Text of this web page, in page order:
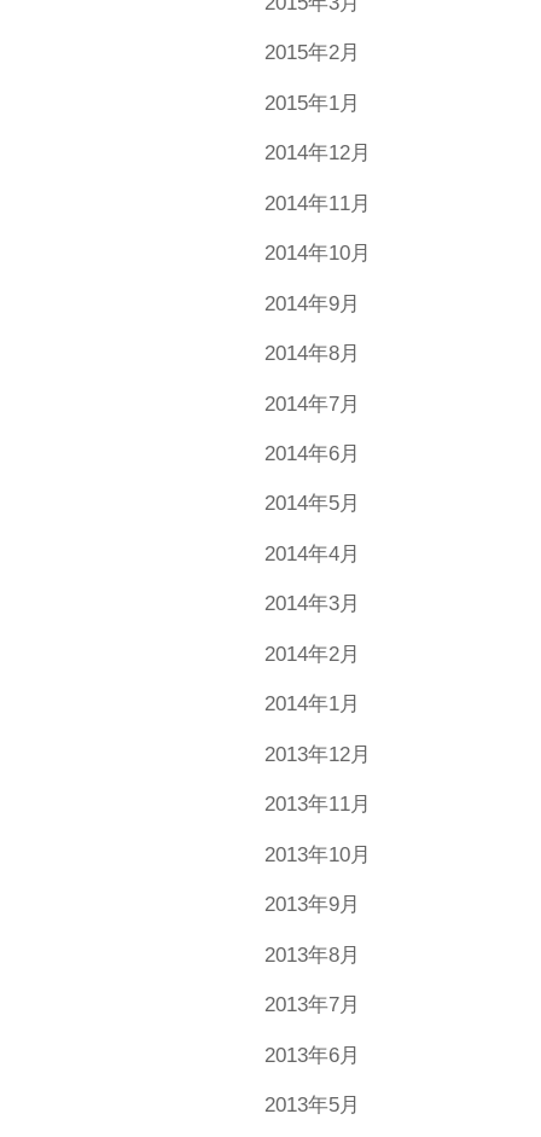
2015年2月
2015年1月
2014年12月
2014年11月
2014年10月
2014年9月
2014年8月
2014年7月
2014年6月
2014年5月
2014年4月
2014年3月
2014年2月
2014年1月
2013年12月
2013年11月
2013年10月
2013年9月
2013年8月
2013年7月
2013年6月
2013年5月